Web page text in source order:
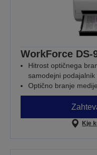
WorkForce DS-
Hitrost optičnega
samodejni
Optično branje
Kje